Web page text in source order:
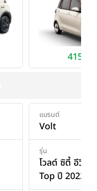
แบรนด์
Volt
รุ่น
โวลต์ ซิตี้ อีวี
Top ปี 2022